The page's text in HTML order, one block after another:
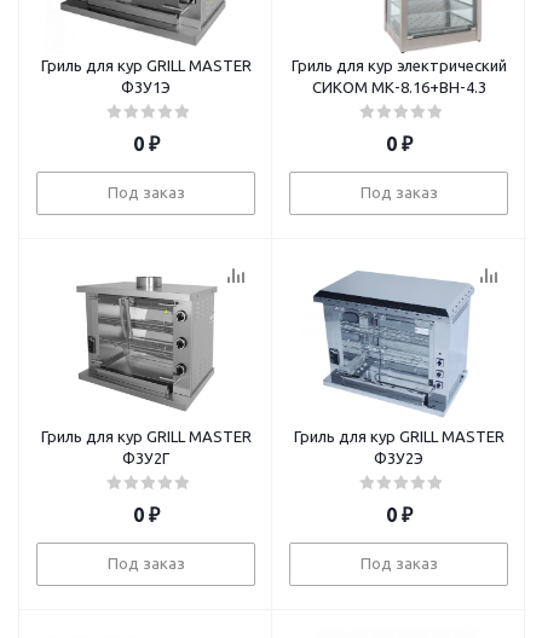
Гриль для кур GRILL MASTER
Ф3У1Э
0₽
Под заказ
Гриль для кур электрический
СИКОМ МК-8.16+ВН-4.3
0₽
Под заказ
Гриль для кур GRILL MASTER
Ф3У2Г
0₽
Под заказ
Гриль для кур GRILL MASTER
Ф3У2Э
0₽
Под заказ